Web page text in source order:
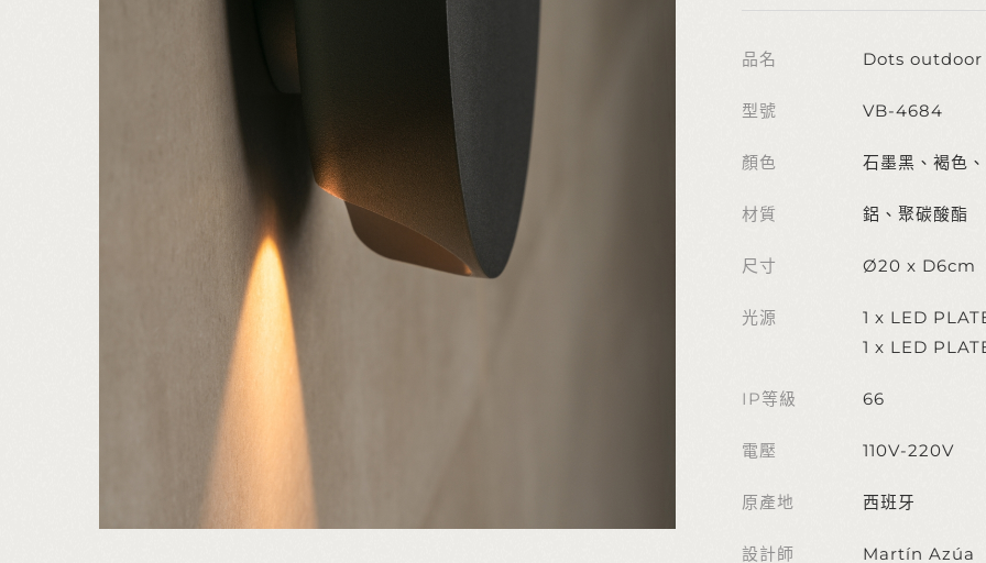
品名 Dots outdoor
型號 VB-4684
顏色 石墨黑、褐色
材質 鋁、聚碳酸酯
尺寸 Ø20 x D6cm
光源
1 x LED
1 x LED
IP等級 66
電壓 110V-220V
原產地 西班牙
設計師 Martín Azúa